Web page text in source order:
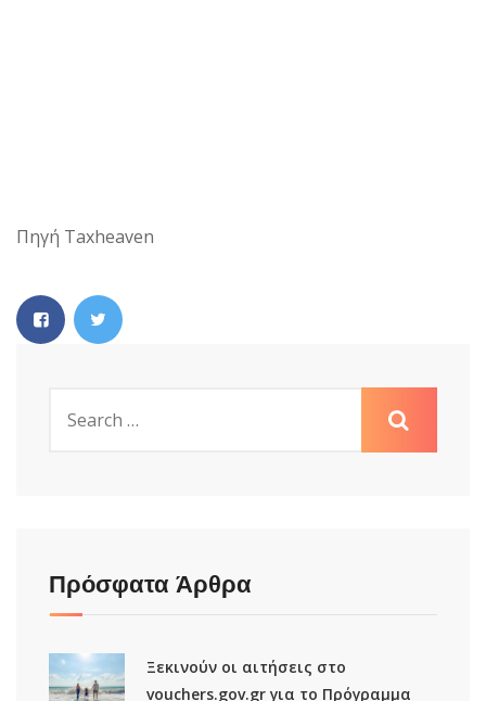
Πηγή Taxheaven
Πρόσφατα Άρθρα
Ξεκινούν οι αιτήσεις στο
vouchers.gov.gr για το Πρόγραμμα